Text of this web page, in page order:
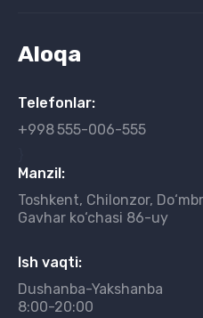
Aloqa
Telefonlar:
+998555-006-555
Manzil:
Toshkent, Chilonzor,
Gavhar ko‘chasi 86-uy
Ish vaqti:
Dushanba-Yakshanba
8:00-20:00